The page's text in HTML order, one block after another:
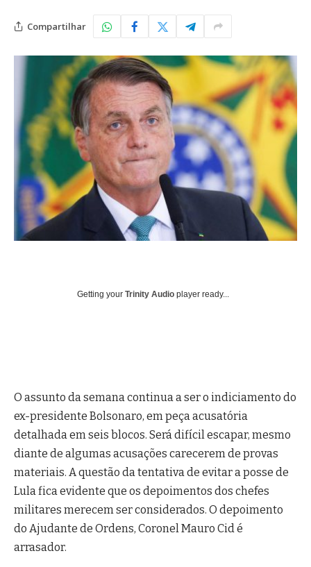
Compartilhar
Getting your Trinity Audio player ready...
O assunto da semana continua a ser o indiciamento do
ex-presidente Bolsonaro, em peça acusatória
detalhada em seis blocos. Será difícil escapar, mesmo
diante de algumas acusações carecerem de provas
materiais. A questão da tentativa de evitar a posse de
Lula fica evidente que os depoimentos dos chefes
militares merecem ser considerados. O depoimento
do Ajudante de Ordens, Coronel Mauro Cid é
arrasador.